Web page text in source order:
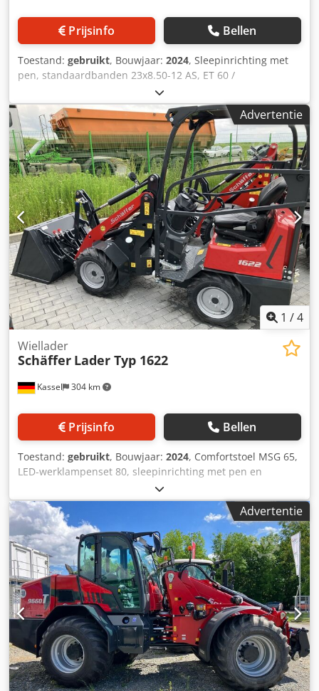
Prijsinfo Bellen
Toestand: gebruikt, Bouwjaar: 2024, Sleepinrichting met
pen, standaardbanden 23x8.50-12 AS, ET 60 /
aanbouwframe voor wiellader-WS type SWH, hydraulische
lichtgoedbak mini, rechthoekig 0,90 m / 315 l met
bestuurdersbeschermdak, Kubota dieselmotor D902 16,2
kW = 22 pk, First Edition uitrusting. Cedpfx Abjtvf Raj Aeha
Advertentie
1 /4
Kassel 304 km
Wiellader
Schäffer Lader Typ 1622
Prijsinfo Bellen
Toestand: gebruikt, Bouwjaar: 2024, Comfortstoel MSG 65,
LED-werklampenset 80, sleepinrichting met pen en
sjorogen, standaardbanden 23x8.50-12 AS, ET 60
aanbouwframe / yard loader-werktuigopname type SWH
hydraulische lichtgoedschep mini, hoekig 0,90 m, 315 l met
bestuurdersbeschermdak K Cedpfstt Ap Tjx Ab Aoha
Advertentie